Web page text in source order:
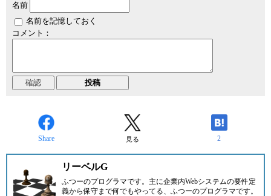
名前
名前を記憶しておく
コメント：
Share 見る 2
リーベルG
ふつーのプログラマです。主に企業内Webシステムの要件定
義から保守まで何でもやってる、ふつーのプログラマです。